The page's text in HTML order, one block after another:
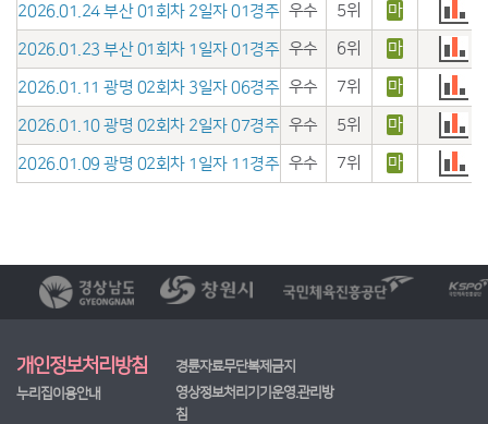
2026.01.24 부산 01회차 2일자 01경주 우수 5위 마
2026.01.23 부산 01회차 1일자 01경주 우수 6위 마
2026.01.11 광명 02회차 3일자 06경주 우수 7위 마
2026.01.10 광명 02회차 2일자 07경주 우수 5위 마
2026.01.09 광명 02회차 1일자 11경주 우수 7위 마
개인정보처리방침
경륜자료무단복제금지
누리집이용안내
영상정보처리기기운영.관리방
침